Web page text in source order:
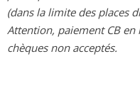
(dans la limite des places
Attention, paiement CB en
chèques non acceptés.